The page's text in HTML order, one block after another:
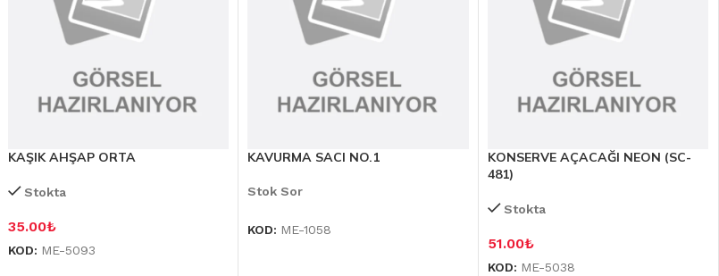
KAŞIK AHŞAP ORTA
Stokta
35.00₺
KOD: ME-5093
KAVURMA SACI NO.1
Stok Sor
KOD: ME-1058
KONSERVE AÇACAĞI NEON (SC-
481)
Stokta
51.00₺
KOD: ME-5038